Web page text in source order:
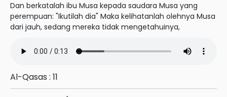
Dan berkatalah ibu Musa kepada saudara Musa yang
perempuan: "Ikutilah dia" Maka kelihatanlah olehnya Musa
dari jauh, sedang mereka tidak mengetahuinya,
Al-Qasas : 11